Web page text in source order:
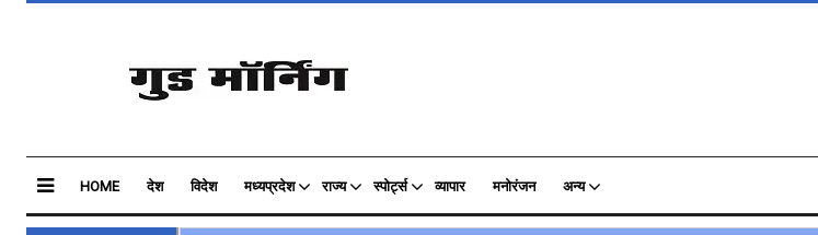
HOME देश विदेश मध्यप्रदेश राज्य स्पोर्ट्स व्यापार मनोरंजन अन्य